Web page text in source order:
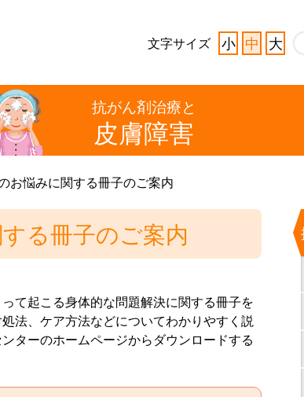
文字サイズ 小 中 大
抗がん剤治療と
皮膚障害
お悩みに関する冊子のご案内
る冊子のご案内
て起こる身体的な問題解決に関する冊子を
法、ケア方法などについてわかりやすく説
ターのホームページからダウンロードする